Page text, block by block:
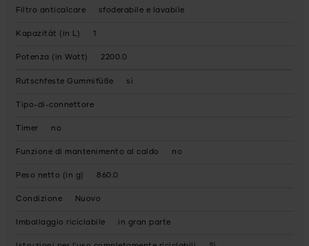
Filtro anticalcare sfoderabile e lavabile
Kapazität (in L) 1
Potenza (in Watt) 2200.0
Rutschfeste Gummifüße sì
Tipo-di-connettore
Timer no
Funzione di mantenimento al caldo no
Peso netto (in g) 860.0
Condizione Nuovo
Imballaggio riciclabile in gran parte